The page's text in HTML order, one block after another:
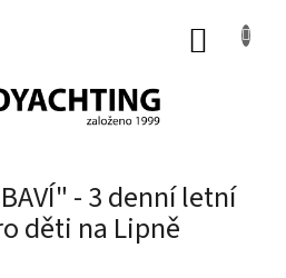
- 3 denní letní
děti na Lipně